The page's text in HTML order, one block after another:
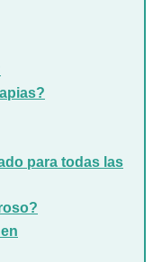
para todas las